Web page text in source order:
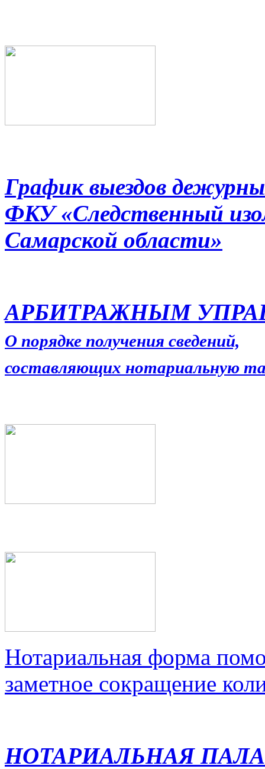
График выездов
ФКУ «Следственный
Самарской области»
АРБИТРАЖНЫМ
О порядке получения сведений,
составляющих нотариальную
Нотариальная форма
заметное сокращение
НОТАРИАЛЬНАЯ